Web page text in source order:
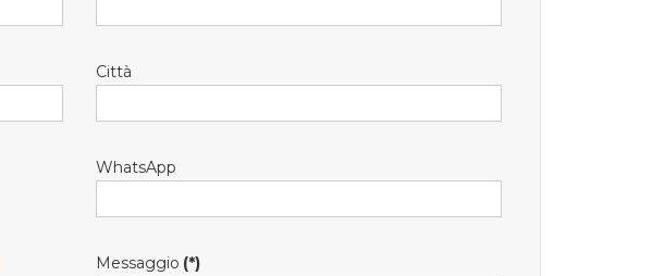
Città
WhatsApp
Messaggio (*)